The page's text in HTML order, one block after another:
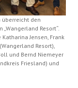
überreicht den
Resort“.
Jensen, Frank
Resort),
und Bernd Niemeyer
Friesland) und